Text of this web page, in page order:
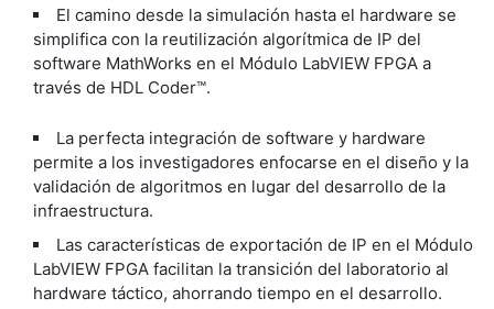
El camino desde la simulación hasta el hardware se
simplifica con la reutilización algorítmica de IP del
software MathWorks en el Módulo LabVIEW FPGA a
través de HDL Coder™.
La perfecta integración de software y hardware
permite a los investigadores enfocarse en el diseño y la
validación de algoritmos en lugar del desarrollo de la
infraestructura.
Las características de exportación de IP en el Módulo
LabVIEW FPGA facilitan la transición del laboratorio al
hardware táctico, ahorrando tiempo en el desarrollo.